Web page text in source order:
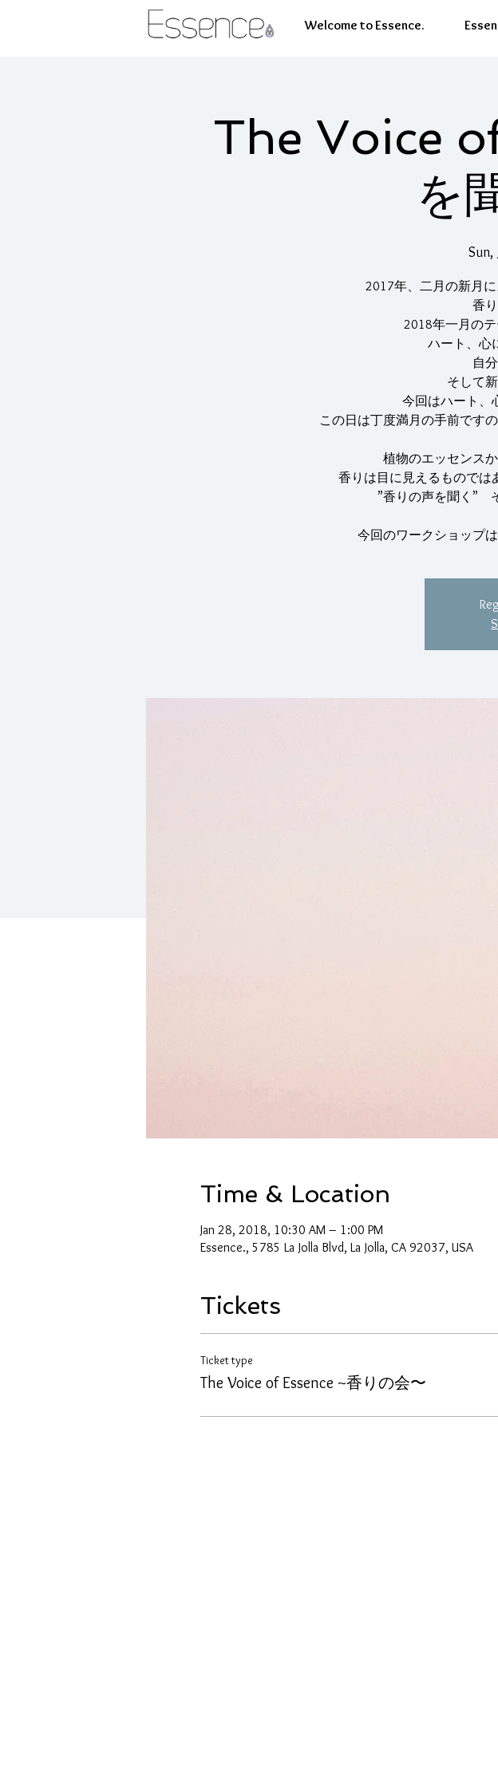
Welcome to Essence.
The Voice
を
Sun,
2017年、二月の新月
香り
2018年一月の
ハート、心
自
そして
今回はハート、
この日は丁度満月の手前です
植物のエッセンス
香りは目に見えるものでは
”香りの声を聞く”
今回のワークショップ
Time & Location
Jan 28, 2018, 10:30 AM – 1:00 PM
Essence., 5785 La Jolla Blvd, La Jolla, CA 92037, USA
Tickets
Ticket type
The Voice of Essence ~香りの会〜